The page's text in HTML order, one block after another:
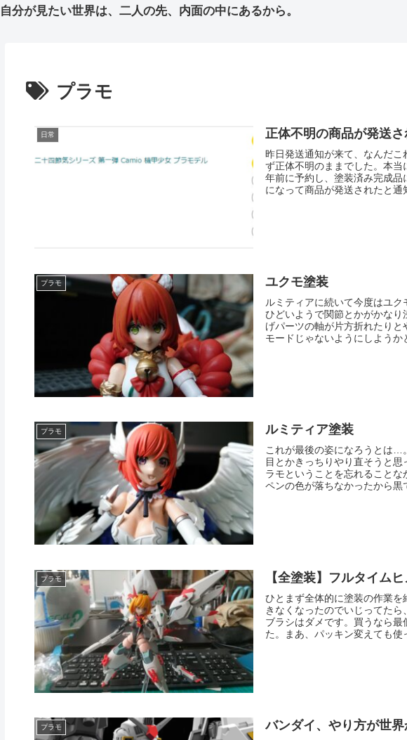
自分が見たい世界は、二人の先、内面の中にあるから。
プラモ
日常 正体不明の商品が発送
昨日発送通知が来て、なんだ
ず正体不明のままでした。本
年前に予約し、塗装済み完成
になって商品が発送されたと通
プラモ ユクモ塗装
ルミティアに続いて今度はユ
ひどいようで関節とかがかなり
げパーツの軸が片方折れたり
モードじゃないようにしようか
プラモ ルミティア塗装
これが最後の姿になろうとは…
目とかきっちりやり直そうと
ラモということを忘れること
ペンの色が落ちなかったから黒
プラモ 【全塗装】フルタイ
ひとまず全体的に塗装の作業
きなくなったのでいじってた
ブラシはダメです。買うなら
た。まあ、パッキン変えても使
プラモ バンダイ、やり方が世